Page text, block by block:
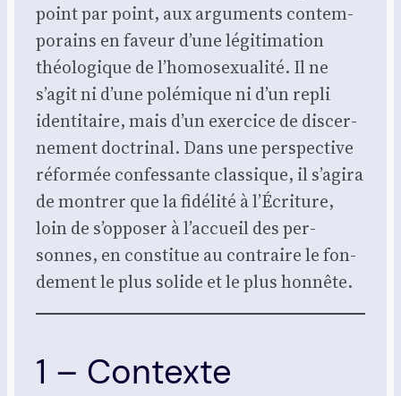
point par point, aux argu­ments contem­
po­rains en faveur d’une légi­ti­ma­tion
théo­lo­gique de l’homosexualité. Il ne
s’agit ni d’une polé­mique ni d’un repli
iden­ti­taire, mais d’un exer­cice de dis­cer­
ne­ment doc­tri­nal. Dans une pers­pec­tive
réfor­mée confes­sante clas­sique, il s’agira
de mon­trer que la fidé­li­té à l’Écriture,
loin de s’opposer à l’accueil des per­
sonnes, en consti­tue au contraire le fon­
de­ment le plus solide et le plus hon­nête.
1 – Contexte